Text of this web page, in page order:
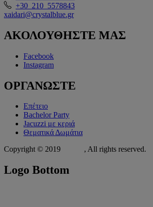
+30 210 5578843
xaidari@crystalblue.gr
ΑΚΟΛΟΥΘΗΣΤΕ ΜΑΣ
Facebook
Instagram
ΟΡΓΑΝΩΣΤΕ
Επέτειο
Bachelor Party
Jacuzzi με κεριά
Θεματικά Δωμάτια
Copyright © 2019
, All rights reserved.
Logo Bottom